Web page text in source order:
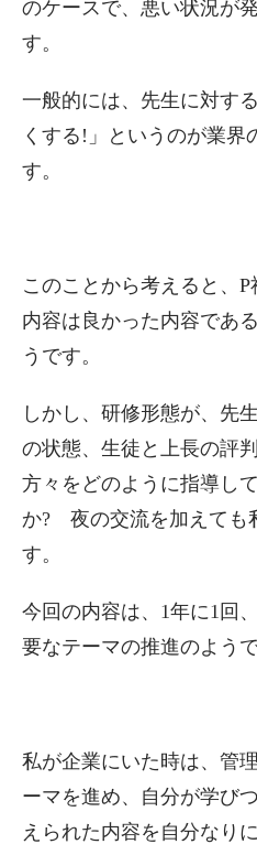
のケースで、悪い状況が
す。
一般的には、先生に対す
くする!」というのが業界
す。
このことから考えると、
内容は良かった内容であ
うです。
しかし、研修形態が、先
の状態、生徒と上長の評
方々をどのように指導し
か? 夜の交流を加えても
す。
今回の内容は、1年に1回
要なテーマの推進のようで
私が企業にいた時は、管
ーマを進め、自分が学び
えられた内容を自分なり